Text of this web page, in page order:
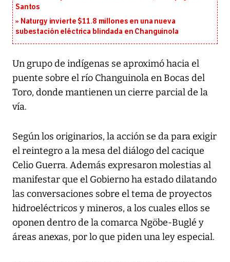
Santos
Naturgy invierte $11.8 millones en una nueva
subestación eléctrica blindada en Changuinola
Un grupo de indígenas se aproximó hacia el
puente sobre el río Changuinola en Bocas del
Toro, donde mantienen un cierre parcial de la
vía.
Según los originarios, la acción se da para exigir
el reintegro a la mesa del diálogo del cacique
Celio Guerra. Además expresaron molestias al
manifestar que el Gobierno ha estado dilatando
las conversaciones sobre el tema de proyectos
hidroeléctricos y mineros, a los cuales ellos se
oponen dentro de la comarca Ngöbe-Buglé y
áreas anexas, por lo que piden una ley especial.